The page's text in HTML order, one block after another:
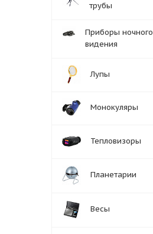
трубы
Приборы ночного
видения
Лупы
Монокуляры
Тепловизоры
Планетарии
Весы